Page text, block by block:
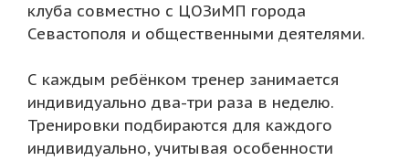
клуба совместно с ЦОЗиМП города
Севастополя и общественными деятелями.
С каждым ребёнком тренер занимается
индивидуально два-три раза в неделю.
Тренировки подбираются для каждого
индивидуально, учитывая особенности